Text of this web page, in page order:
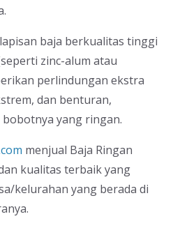
baja berkualitas tinggi
zinc-alum atau
perlindungan ekstra
dan benturan,
yang ringan.
menjual Baja Ringan
kualitas terbaik yang
kelurahan yang berada di